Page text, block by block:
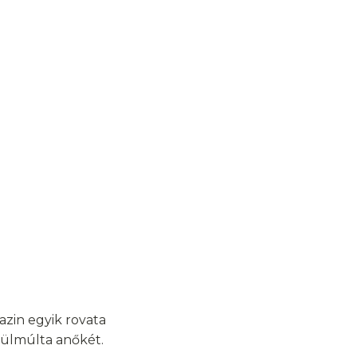
egyik rovata
anőkét.